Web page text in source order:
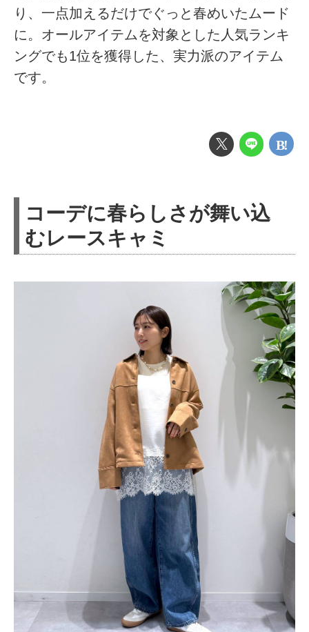
り、一点加えるだけでぐっと春めいたムード
に。オールアイテムを対象とした人気ランキ
ングでも1位を獲得した、実力派のアイテム
です。
コーデに春らしさが舞い込
むレースキャミ